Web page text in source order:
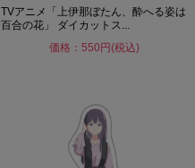
TVアニメ「上伊那ぼたん、酔へる姿は
百合の花」 ダイカットス...
価格：550円(税込)